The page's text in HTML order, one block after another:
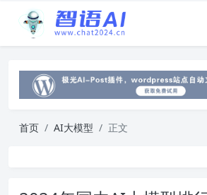
首页 AI大模型 正文